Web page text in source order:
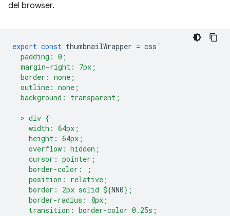
del browser.
export const thumbnailWrapper = css `
  padding: 0;
  margin-right: 7px;
  border: none;
  outline: none;
  background: transparent;
  > div {
    width: 64px;
    height: 64px;
    overflow: hidden;
    cursor: pointer;
    border-color: ;
    position: relative;
    border: 2px solid
${NN0} ;
    border-radius: 8px;
    transition: border-color 0.25s;